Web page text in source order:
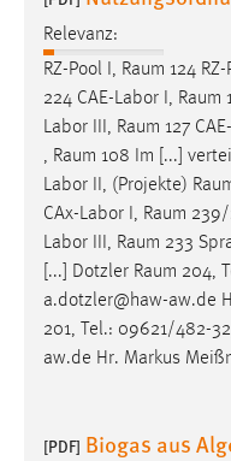
Relevanz:
RZ-Pool I, Raum 124
224 CAE-Labor I, Raum
Labor III, Raum 127
, Raum 108 Im [...]
Labor II, (Projekte)
CAx-Labor I, Raum 239/
Labor III, Raum 233
[...] Dotzler Raum 204,
a.dotzler@haw-aw.de
201, Tel.: 09621/482-
aw.de Hr. Markus
[PDF] Biogas aus
Name:
site-language-
Zweck:
Das Cookie
Cookie Laufzeit:
30 Tage
Chat
Name:
MibewSessionID,
chat-frame-style-
Wird benötigt um die